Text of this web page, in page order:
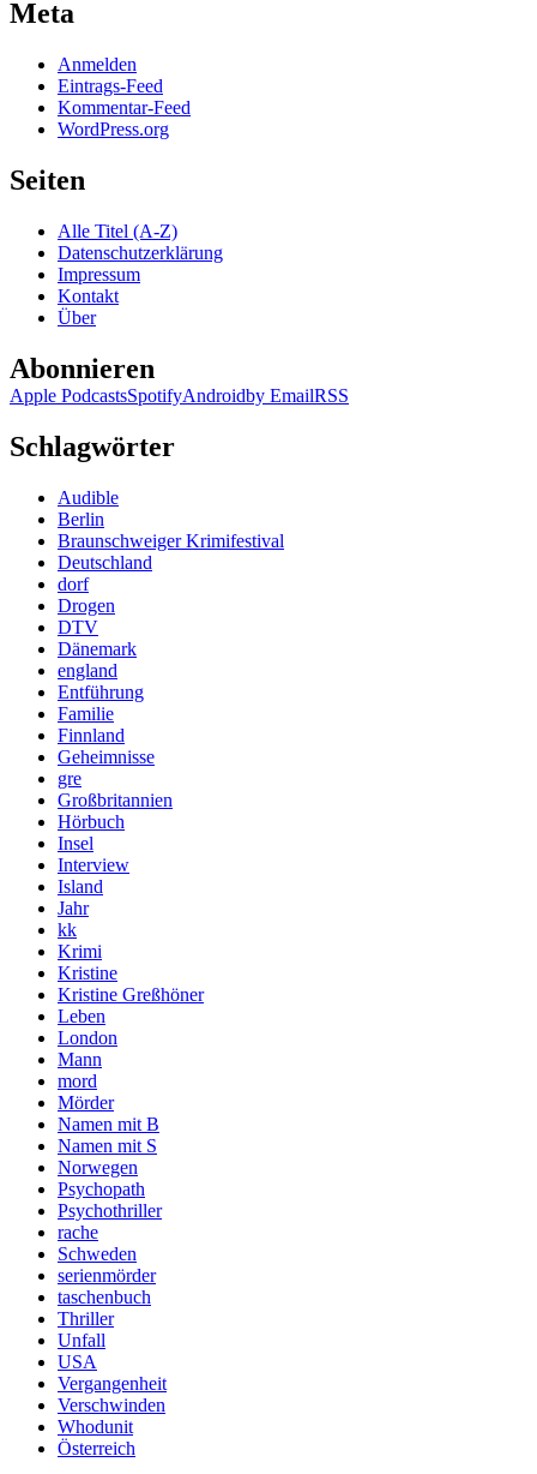
Meta
Anmelden
Eintrags-Feed
Kommentar-Feed
WordPress.org
Seiten
Alle Titel (A-Z)
Datenschutzerklärung
Impressum
Kontakt
Über
Abonnieren
Apple PodcastsSpotifyAndroidby EmailRSS
Schlagwörter
Audible
Berlin
Braunschweiger Krimifestival
Deutschland
dorf
Drogen
DTV
Dänemark
england
Entführung
Familie
Finnland
Geheimnisse
gre
Großbritannien
Hörbuch
Insel
Interview
Island
Jahr
kk
Krimi
Kristine
Kristine Greßhöner
Leben
London
Mann
mord
Mörder
Namen mit B
Namen mit S
Norwegen
Psychopath
Psychothriller
rache
Schweden
serienmörder
taschenbuch
Thriller
Unfall
USA
Vergangenheit
Verschwinden
Whodunit
Österreich